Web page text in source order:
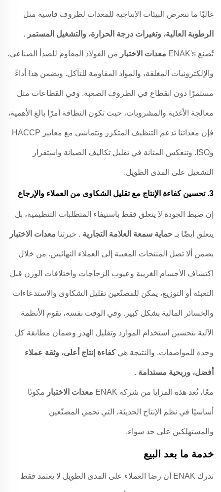
غالبًا ما تتعرض البيئات الإنتاجية للمعدات لظروف قاسية مثل
الرطوبة العالية، وتغيرات درجة الحرارة، والتشغيل المستمر .
تُصنع ENAK's معدات الاختبار من الفولاذ المقاوم للصدأ الصناعي،
والإلكترونيات المغلقة، والمواد المقاومة للتآكل. ويضمن هذا أداءً
مستمرًا دون انقطاع في الظروف الصعبة. وفي القطاعات مثل
معالجة الأغذية والمشروبات، حيث تكون النظافة أمرًا بالغ الأهمية،
فإن معداتنا تدعم التنظيف المتكرر وتتماشى مع معايير HACCP
وISO. وتنعكس المتانة في تقليل تكاليف الصيانة واستقرار
التشغيل على المدى الطويل.
3. تحسين كفاءة الإنتاج مع تقليل الشكاوى من العملاء والإرجاع
إن ضبط الجودة لا يتعلق فقط باستيفاء المتطلبات التنظيمية، بل
يتعلق أيضًا بـ حماية سمعة العلامة التجارية . خبرتنا معدات الاختبار
يضمن ألا تصل المنتجات المعيبة إلى العملاء النهائيين. من خلال
اكتشاف الأجسام الغريبة وعيوب الزجاجات واختلافات الوزن قبل
التعبئة أو التوزيع، يمكن للمصنّعين تقليل الشكاوى والاستدعاءات
والخسائر المالية بشكل كبير. وفي الوقت نفسه، تقوم الأنظمة
الآلية بتحسين استخدام الموارد وتقليل الهدر وضمان مطابقة كل
وحدة للمواصفات. والنتيجة هيكفاءة إنتاج أعلى، وثقة عملاء
أفضل، وربحية مستدامة .
معًا، تُعد هذه المزايا من شركة ENAK معدات الاختبار مكونًا
أساسيًا في نظم الإنتاج الحديثة، التي تحمي المصنّعين
والمستهلكين على حد سواء.
خدمة ما بعد البيع
تدرك ENAK أن رضا العملاء على المدى الطويل لا يعتمد فقط